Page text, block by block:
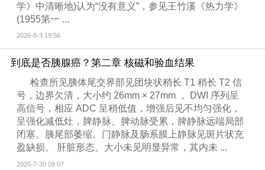
学》中清晰地)认为“没有意义”，参见王竹溪《热力学》
(1955第一 ...
2026-8-3 19:56
到底是否胰腺癌？第二章 核磁和验血结果
检查所见胰体尾交界部见团块状稍长 T1 稍长 T2 信
号，边界欠清，大小约 26mm × 27mm ， DWI 序列呈
高信号，相应 ADC 呈稍低值，增强后见不均匀强化，
呈强化减低灶，脾静脉、脾动脉受累，脾静脉远端局部
闭塞。胰尾部萎缩。门静脉及肠系膜上静脉见斑片状充
盈缺损。 肝脏形态、大小未见明显异常，其内未 ...
2026-7-30 09:07